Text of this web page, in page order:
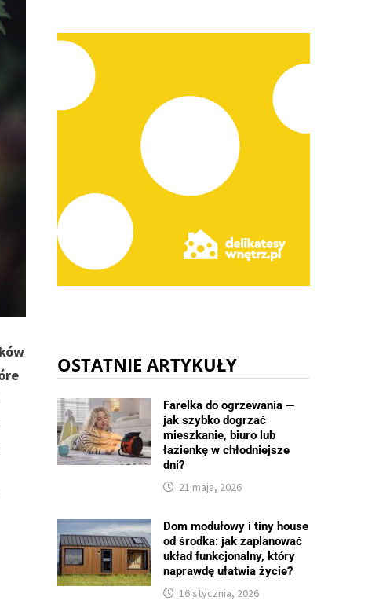
OSTATNIE ARTYKUŁY
Farelka do ogrzewania —
jak szybko dogrzać
mieszkanie, biuro lub
łazienkę w chłodniejsze
dni?
21 maja, 2026
Dom modułowy i tiny house
od środka: jak zaplanować
układ funkcjonalny, który
naprawdę ułatwia życie?
16 stycznia, 2026